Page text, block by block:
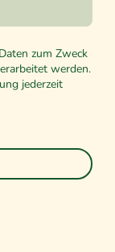
zum Zweck
werden.
jederzeit